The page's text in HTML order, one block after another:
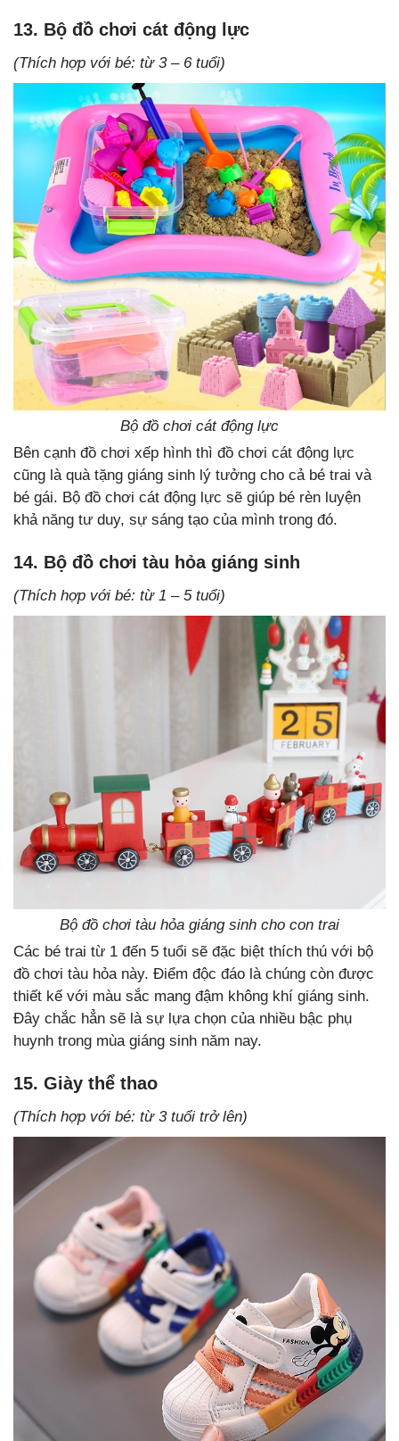
13. Bộ đồ chơi cát động lực
(Thích hợp với bé: từ 3 – 6 tuổi)
Bộ đồ chơi cát động lực
Bên cạnh đồ chơi xếp hình thì đồ chơi cát động lực
cũng là quà tặng giáng sinh lý tưởng cho cả bé trai và
bé gái. Bộ đồ chơi cát động lực sẽ giúp bé rèn luyện
khả năng tư duy, sự sáng tạo của mình trong đó.
14. Bộ đồ chơi tàu hỏa giáng sinh
(Thích hợp với bé: từ 1 – 5 tuổi)
Bộ đồ chơi tàu hỏa giáng sinh cho con trai
Các bé trai từ 1 đến 5 tuổi sẽ đặc biệt thích thú với bộ
đồ chơi tàu hỏa này. Điểm độc đáo là chúng còn được
thiết kế với màu sắc mang đậm không khí giáng sinh.
Đây chắc hẳn sẽ là sự lựa chọn của nhiều bậc phụ
huynh trong mùa giáng sinh năm nay.
15. Giày thể thao
(Thích hợp với bé: từ 3 tuổi trở lên)